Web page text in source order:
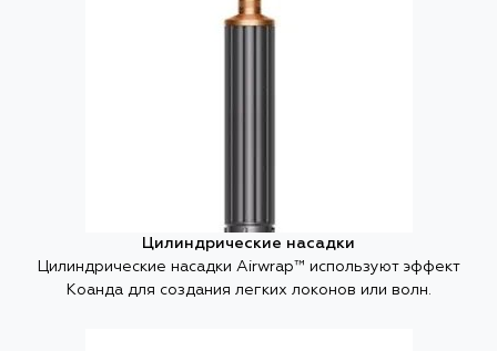
Цилиндрические насадки
Цилиндрические насадки Airwrap™ используют эффект
Коанда для создания легких локонов или волн.